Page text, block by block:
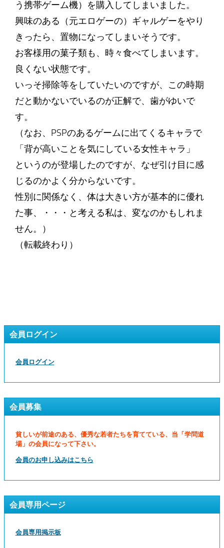
う携帯ゲーム機）を購入してしまいました。
興味のある（元エロゲーの）ギャルゲーをやり
きったら、置物になってしまいそうです。
お客様用の菓子類も、時々食べてしまいます。
良くない状態です。
いっそ掃除等をしていたいのですが、この時期
だと動かないでいるのが正解で、歯がゆいで
す。
（なお、PSPのあるゲームに出てくるキャラで
「背が高いことを気にしている女性キャラ」
というのが登場したのですが、なぜ引け目に感
じるのかよく分からないです。
性別に関係なく、体は大きい方が基本的に優れ
た事、・・・と考える私は、変なのかもしれま
せん。）
（転載終わり）
会員ログイン
会員ログイン
会員募集
貧しいが前途のある、優秀な若者たちを育てている、当「学問道
場」の会員になって下さい。
会員のお申し込みはこちら
会員専用ページ
会員専用掲示板